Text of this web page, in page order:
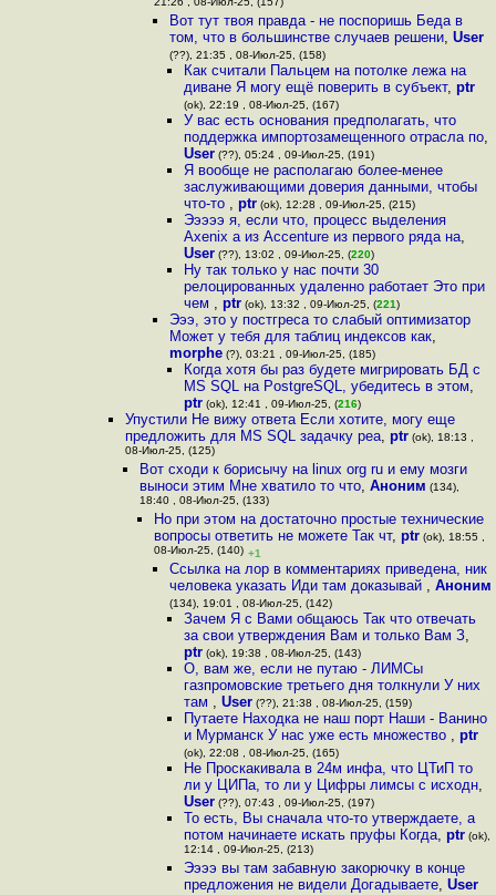
21:26 , 08-Июл-25, (157)
Вот тут твоя правда - не поспоришь Беда в
том, что в большинстве случаев решени, User
(??), 21:35 , 08-Июл-25, (158)
Как считали Пальцем на потолке лежа на
диване Я могу ещё поверить в субъект, ptr
(ok), 22:19 , 08-Июл-25, (167)
У вас есть основания предполагать, что
поддержка импортозамещенного отрасла по,
User(??), 05:24 , 09-Июл-25, (191)
Я вообще не располагаю более-менее
заслуживающими доверия данными, чтобы
что-то , ptr(ok), 12:28 , 09-Июл-25, (215)
Эээээ я, если что, процесс выделения
Axenix а из Accenture из первого ряда на,
User(??), 13:02 , 09-Июл-25, (220)
Ну так только у нас почти 30
релоцированных удаленно работает Это при
чем , ptr(ok), 13:32 , 09-Июл-25, (221)
Эээ, это у постгреса то слабый оптимизатор
Может у тебя для таблиц индексов как,
morphe(?), 03:21 , 09-Июл-25, (185)
Когда хотя бы раз будете мигрировать БД с
MS SQL на PostgreSQL, убедитесь в этом,
ptr(ok), 12:41 , 09-Июл-25, (216)
Упустили Не вижу ответа Если хотите, могу еще
предложить для MS SQL задачку реа, ptr(ok), 18:13 ,
08-Июл-25, (125)
Вот сходи к борисычу на linux org ru и ему мозги
выноси этим Мне хватило то что, Аноним (134),
18:40 , 08-Июл-25, (133)
Но при этом на достаточно простые технические
вопросы ответить не можете Так чт,ptr (ok), 18:55 ,
08-Июл-25, (140) +1
Ссылка на лор в комментариях приведена, ник
человека указать Иди там доказывай , Аноним
(134), 19:01 , 08-Июл-25, (142)
Зачем Я с Вами общаюсь Так что отвечать
за свои утверждения Вам и только Вам З,
ptr(ok), 19:38 , 08-Июл-25, (143)
О, вам же, если не путаю - ЛИМСы
газпромовские третьего дня толкнули У них
там , User(??), 21:38 , 08-Июл-25, (159)
Путаете Находка не наш порт Наши - Ванино
и Мурманск У нас уже есть множество , ptr
(ok), 22:08 , 08-Июл-25, (165)
Не Проскакивала в 24м инфа, что ЦТиП то
ли у ЦИПа, то ли у Цифры лимсы с исходн,
User(??), 07:43 , 09-Июл-25, (197)
То есть, Вы сначала что-то утверждаете, а
потом начинаете искать пруфы Когда, ptr(ok),
12:14 , 09-Июл-25, (213)
Ээээ вы там забавную закорючку в конце
предложения не видели Догадываете, User